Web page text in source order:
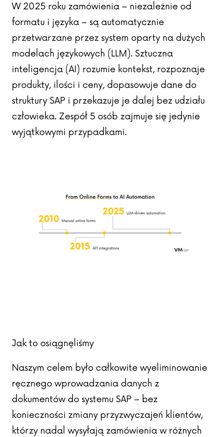
W 2025 roku zamówienia – niezależnie od
formatu i języka – są automatycznie
przetwarzane przez system oparty na dużych
modelach językowych (LLM). Sztuczna
inteligencja (AI) rozumie kontekst, rozpoznaje
produkty, ilości i ceny, dopasowuje dane do
struktury SAP i przekazuje je dalej bez udziału
człowieka. Zespół 5 osób zajmuje się jedynie
wyjątkowymi przypadkami.
Jak to osiągnęliśmy
Naszym celem było całkowite wyeliminowanie
ręcznego wprowadzania danych z
dokumentów do systemu SAP – bez
konieczności zmiany przyzwyczajeń klientów,
którzy nadal wysyłają zamówienia w różnych